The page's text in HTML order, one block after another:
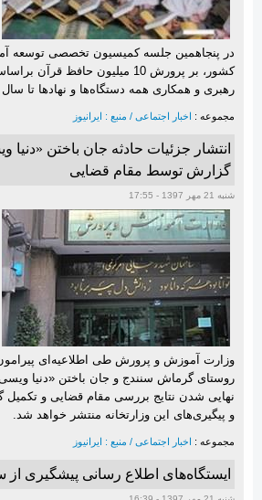
در پنجاهمین جلسه کمیسیون تخصصی توسعه
کشور، بر پرورش 10 میلیون حافظ
رهبری و همکاری همه دستگاه‌ها و نهادها تا سال 1404 تأکید شد.
مجموعه : اخبار اجتماعی / منبع : ایرانیوز
انتشار جزئیات حادثه جان باختن
گزارش توسط مقام قضایی
شنبه 21 مهر 1397 - 17:55
وزارت آموزش‌ و پرورش طی اطلاعیه‌ای پیرامون
روستای گرماش سنندج و جان باختن «دنیا
نهایی شدن نتایج بررسی مقام قضایی و تکمیل
و پیگیری‌های این وزارتخانه منتشر خواهد شد.
مجموعه : اخبار اجتماعی / منبع : ایرانیوز
ایستگاه‌های اطلاع رسانی پیشگیری